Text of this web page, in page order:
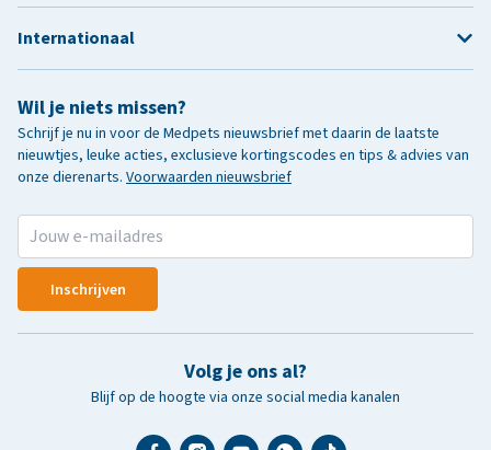
Wil je niets missen?
Schrijf je nu in voor de Medpets nieuwsbrief met daarin de laatste
nieuwtjes, leuke acties, exclusieve kortingscodes en tips & advies van
onze dierenarts. Voorwaarden nieuwsbrief
Inschrijven
Volg je ons al?
Blijf op de hoogte via onze social media kanalen
Internationaal